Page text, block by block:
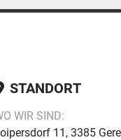
STANDORT
WO WIR SIND:
11, 3385